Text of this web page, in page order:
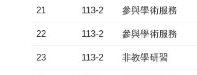
21 113-2 參與學術服務
22 113-2 參與學術服務
23 113-2 非教學研習